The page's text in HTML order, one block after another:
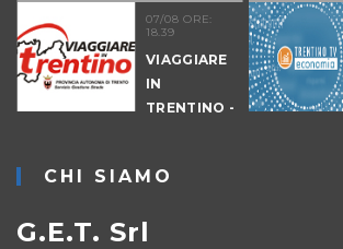
07/08 ORE:
18.39
VIAGGIARE
IN
TRENTINO -
CHI SIAMO
G.E.T. Srl